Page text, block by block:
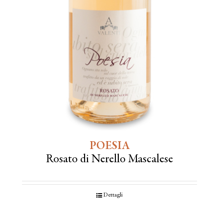
POESIA
Rosato di Nerello Mascalese
Dettagli